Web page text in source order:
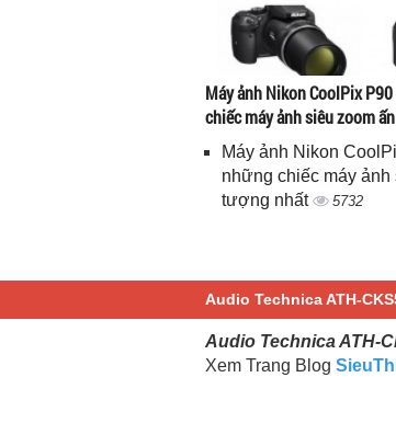
Máy ảnh Nikon CoolPix
chiếc máy ảnh siêu zoom
Máy ảnh Nikon
những chiếc máy ảnh
tượng nhất
5732
Audio Technica ATH-
Audio Technica ATH-
Xem Trang Blog